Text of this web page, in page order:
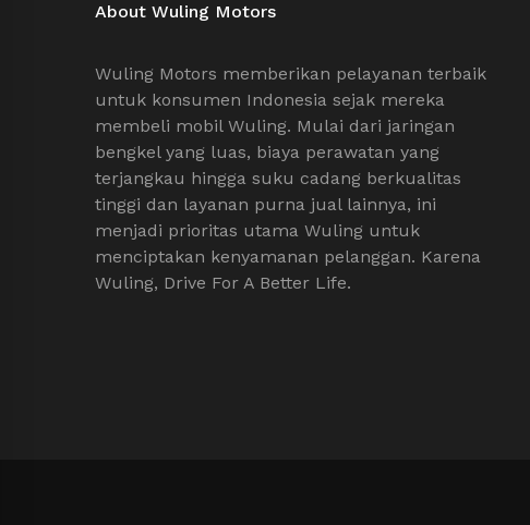
About Wuling Motors
Wuling Motors memberikan pelayanan terbaik
untuk konsumen Indonesia sejak mereka
membeli mobil Wuling. Mulai dari jaringan
bengkel yang luas, biaya perawatan yang
terjangkau hingga suku cadang berkualitas
tinggi dan layanan purna jual lainnya, ini
menjadi prioritas utama Wuling untuk
menciptakan kenyamanan pelanggan. Karena
Wuling, Drive For A Better Life.